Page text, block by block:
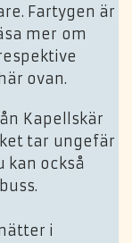
Fartygen är
mer om
ovan.
Kapellskär
tar ungefär
kan också
i